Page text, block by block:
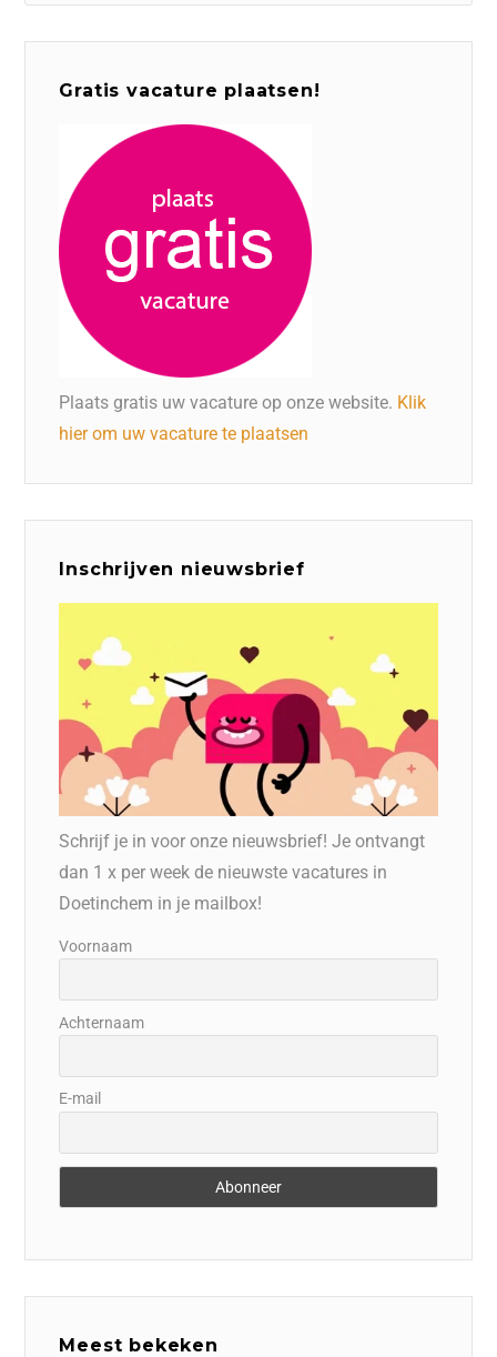
Gratis vacature plaatsen!
Plaats gratis uw vacature op onze website. Klik
hier om uw vacature te plaatsen
Inschrijven nieuwsbrief
Schrijf je in voor onze nieuwsbrief! Je ontvangt
dan 1 x per week de nieuwste vacatures in
Doetinchem in je mailbox!
Voornaam
Achternaam
E-mail
Meest bekeken